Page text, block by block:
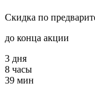
Скидка по
до конца акции
3 дня
8 часы
39 мин